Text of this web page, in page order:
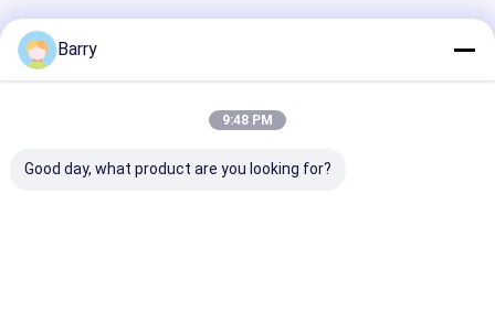
Empfohlene Produkte
Barry
9:48 PM
Good day, what product are you looking for?